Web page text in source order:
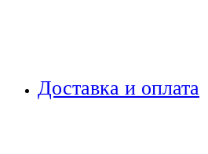
Доставка и оплата